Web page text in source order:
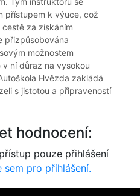
přístupem k výuce, což
za získáním
přizpůsobována
možnostem
ní důraz na vysokou
Hvězda zakládá
s jistotou a připraveností
hodnocení:
pouze přihlášení
sem pro přihlášení.